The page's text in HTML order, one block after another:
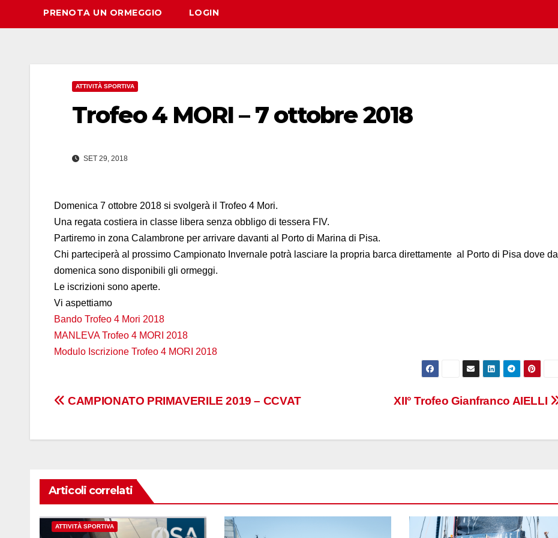
PRENOTA UN ORMEGGIO LOGIN
ATTIVITÀ SPORTIVA
Trofeo 4 MORI – 7 ottobre 2018
SET 29, 2018
Domenica 7 ottobre 2018 si svolgerà il Trofeo 4 Mori.
Una regata costiera in classe libera senza obbligo di tessera FIV.
Partiremo in zona Calambrone per arrivare davanti al Porto di Marina di Pisa.
Chi parteciperà al prossimo Campionato Invernale potrà lasciare la propria barca direttamente al Porto di Pisa dove da
domenica sono disponibili gli ormeggi.
Le iscrizioni sono aperte.
Vi aspettiamo
Bando Trofeo 4 Mori 2018
MANLEVA Trofeo 4 MORI 2018
Modulo Iscrizione Trofeo 4 MORI 2018
Navigazione
XII° Trofeo Gianfranco AIELLI
CAMPIONATO PRIMAVERILE 2019 – CCVAT
Articoli correlati
ATTIVITÀ SPORTIVA